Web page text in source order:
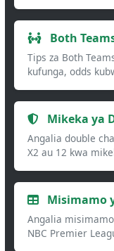
Both
Tips za Both
kufunga, odds
Mikeka ya
Angalia double
X2 au 12 kwa
Misimamo
Angalia
NBC Premier